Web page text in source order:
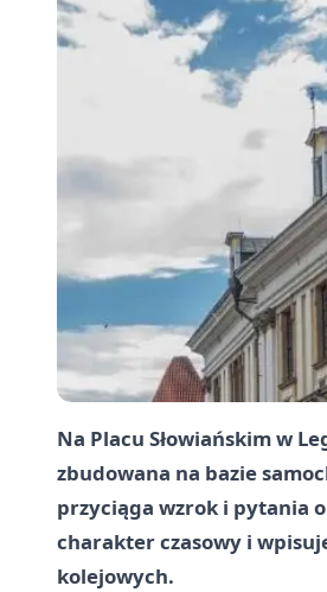
Na Placu Słowiańskim w
zbudowana na bazie
przyciąga wzrok i pytania
charakter czasowy i
kolejowych.